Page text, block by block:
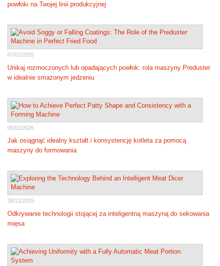
powłoki na Twojej linii produkcyjnej
07/01/2026
Unikaj rozmoczonych lub opadających powłok: rola maszyny Preduster
w idealnie smażonym jedzeniu
05/01/2026
Jak osiągnąć idealny kształt i konsystencję kotleta za pomocą
maszyny do formowania
26/12/2025
Odkrywanie technologii stojącej za inteligentną maszyną do sekowania
mięsa